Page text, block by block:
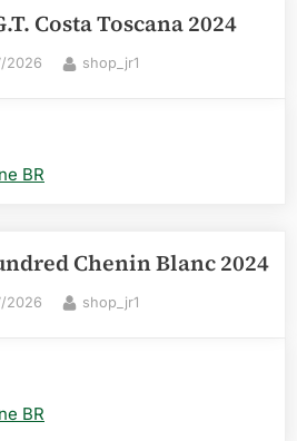
Costa Toscana 2024
2026 By
shop_jr1
BR
Chenin Blanc 2024
2026 By
shop_jr1
BR